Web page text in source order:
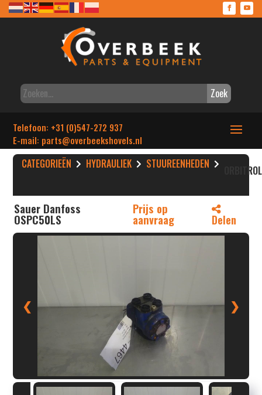
Zoek
Telefoon: +31 (0)547-272 937
E-mail: parts@overbeekshovels.nl
CATEGORIEËN HYDRAULIEK STUUREENHEDEN
Sauer Danfoss
OSPC50LS
Prijs op
aanvraag Delen
❮ ❯